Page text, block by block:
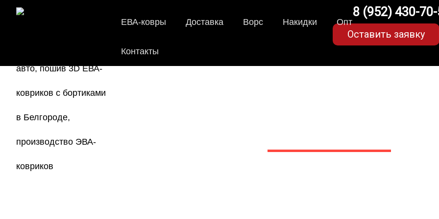
ЕВА-ковры Доставка Ворс Накидки Опт
Контакты
8 (952) 430-
Оставить заявку